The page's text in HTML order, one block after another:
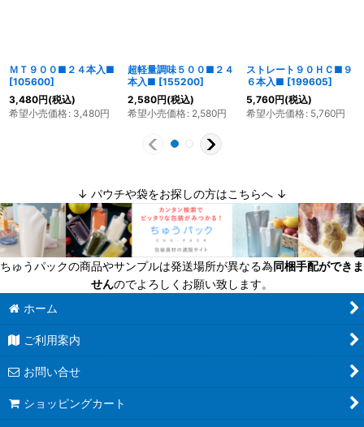
ＭＴ９００■２４本入■
[105600]
3,480円(税込)
希望小売価格: 3,480円
超軽量調味５００■２４
本入■ [155200]
2,580円(税込)
希望小売価格: 2,580円
ストレート９０ＨＣ■９
６本入■ [199605]
5,760円(税込)
希望小売価格: 5,760円
↓ パウチや袋をお探しの方はこちらへ ↓
ちゅうパックの商品やサンプルは発送場所が異なる為同梱手配ができま
せんのでよろしくお願い致します。
ホーム
ご利用案内
お問い合せ
ショッピングカート